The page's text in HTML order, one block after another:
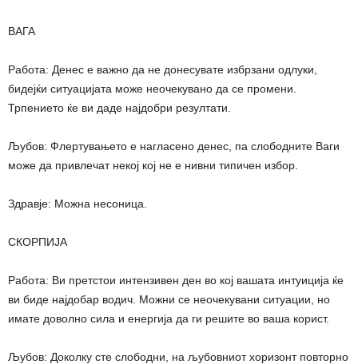
ВАГА
Работа: Денес е важно да не донесувате избрзани одлуки,
бидејќи ситуацијата може неочекувано да се промени.
Трпението ќе ви даде најдобри резултати.
Љубов: Флертувањето е нагласено денес, па слободните Ваги
може да привлечат некој кој не е нивни типичен избор.
Здравје: Можна несоница.
СКОРПИЈА
Работа: Ви претстои интензивен ден во кој вашата интуиција ќе
ви биде најдобар водич. Можни се неочекувани ситуации, но
имате доволно сила и енергија да ги решите во ваша корист.
Љубов: Доколку сте слободни, на љубовниот хоризонт повторно